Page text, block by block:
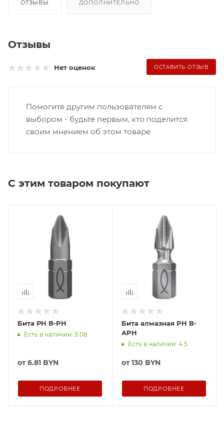
ОТЗЫВЫ ДОПОЛНИТЕЛЬНО
Отзывы
Нет оценок ОСТАВИТЬ ОТЗЫВ
Помогите другим пользователям с
выбором - будьте первым, кто поделится
своим мнением об этом товаре
С этим товаром покупают
Бита РН B-PH
Есть в наличии: 3.08
от6.81 BYN
ПОДРОБНЕЕ
Бита алмазная PH B-
APH
Есть в наличии: 4.5
от130 BYN
ПОДРОБНЕЕ